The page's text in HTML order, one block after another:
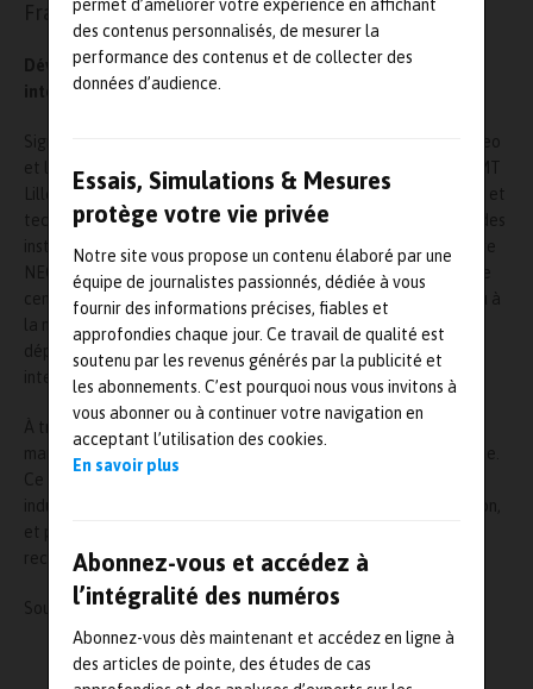
permet d’améliorer votre expérience en affichant
des contenus personnalisés, de mesurer la
performance des contenus et de collecter des
données d’audience.
Essais, Simulations & Mesures
protège votre vie privée
Notre site vous propose un contenu élaboré par une
équipe de journalistes passionnés, dédiée à vous
fournir des informations précises, fiables et
approfondies chaque jour. Ce travail de qualité est
soutenu par les revenus générés par la publicité et
les abonnements. C’est pourquoi nous vous invitons à
vous abonner ou à continuer votre navigation en
acceptant l’utilisation des cookies.
En savoir plus
Abonnez-vous et accédez à
l’intégralité des numéros
Abonnez-vous dès maintenant et accédez en ligne à
des articles de pointe, des études de cas
France .
Développer l’automobile de demain, plus propre et plus
intelligente
Signé pour une période de six ans renouvelable, l’accord lie Valeo
et le Département énergétique industrielle (DEI) , commun à IMT
Lille Douai et Armines (dont le personnel permanent, ingénieurs et
techniciens, contribue au développement et à la maintenance des
installations d’essais et des moyens de calculs du DEI) . La chaire
NEO repose sur une collaboration de vingt ans entre le DEI et le
centre de Recherche Valeo de La Verrière, qui a déjà donné lieu à
la mise en place de trois projets de recherche nationaux et au
dépôt de six brevets, dont trois avec des extensions
internationales.
À travers ce nouvel accord, IMT Lille Douai, Armines et Valeo
marquent leur volonté d’accroître leur collaboration scientifique.
Ce rapprochement stratégique s’inscrit dans un contexte
industriel de rupture technologique, très favorable à l’innovation,
et permettra de mutualiser les coûts et les résultats de la
recherche.
Source : https://imt-lille-douai.fr/
L'AUTEUR